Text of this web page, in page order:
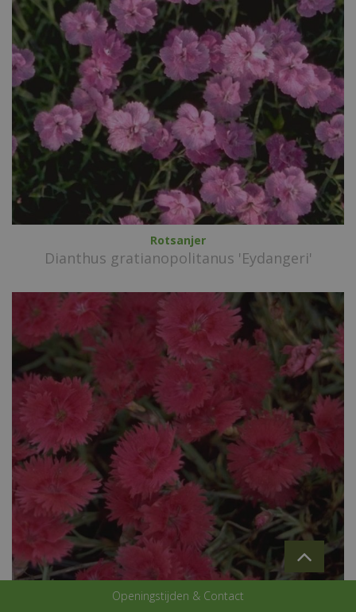
Rotsanjer
Dianthus gratianopolitanus 'Eydangeri'
Openingstijden & Contact